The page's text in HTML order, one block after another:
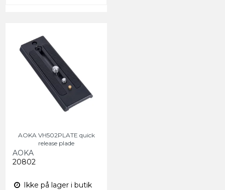
AOKA VH502PLATE quick
release plade
AOKA
20802
Ikke på lager i butik